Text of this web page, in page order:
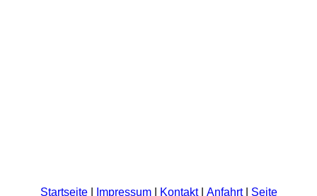
Startseite| Impressum| Kontakt| Anfahrt| Seite